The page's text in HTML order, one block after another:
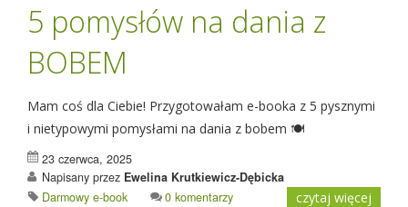
5 pomysłów na dania z
BOBEM
Mam coś dla Ciebie! Przygotowałam e-booka z 5 pysznymi
i nietypowymi pomysłami na dania z bobem 🍽️
23 czerwca, 2025
Napisany przez Ewelina Krutkiewicz-Dębicka
Darmowy e-book
0 komentarzy czytaj więcej